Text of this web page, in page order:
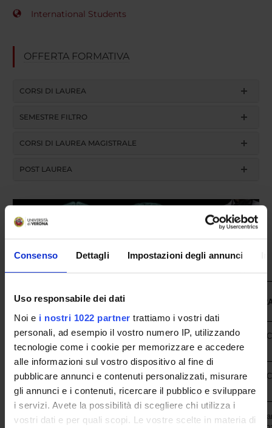
Consenso Dettagli Impostazioni degli annunci
Uso responsabile dei dati
Noi e i nostri 1022 partner trattiamo i vostri dati
personali, ad esempio il vostro numero IP, utilizzando
tecnologie come i cookie per memorizzare e accedere
alle informazioni sul vostro dispositivo al fine di
pubblicare annunci e contenuti personalizzati, misurare
gli annunci e i contenuti, ricercare il pubblico e sviluppare
i servizi. Avete la possibilità di scegliere chi utilizza i
vostri dati e per quali scopi. Le vostre scelte in materia di
International Students
OFFERTA FORMATIVA
CORSI DI LAUREA
SEMESTRE FILTRO
CORSI DI LAUREA MAGISTRALE
POST LAUREA
ENTE
Azienda Ospedaliera Universitaria
Integrata Verona
Policlinico "G.B. Rossi" -
(4003) e servizi territoriali
Azienda Ospedaliera Universitaria
Integrata Verona
Policlinico "G.B. Rossi" -
e psicologia medica
Azienda ULSS 9 Scaligera
Ospedale "G. Fracastoto" di